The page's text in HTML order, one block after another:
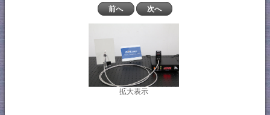
前へ 次へ
拡大表示